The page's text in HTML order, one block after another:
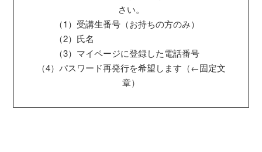
さい。
（1）受講生番号（お持ちの方のみ）
（2）氏名
（3）マイページに登録した電話番号
（4）パスワード再発行を希望します（←固定文
章）